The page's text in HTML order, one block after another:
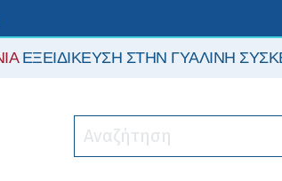
ΕΞΕΙΔΙΚΕΥΣΗ ΣΤΗΝ ΓΥΑΛΙΝΗ